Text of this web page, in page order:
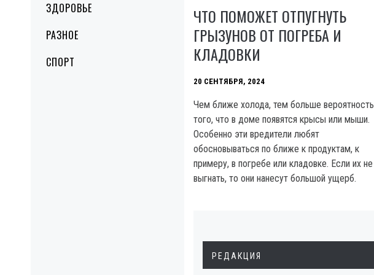
ЗДОРОВЬЕ
РАЗНОЕ
СПОРТ
ЧТО ПОМОЖЕТ ОТПУГНУТЬ
ГРЫЗУНОВ ОТ ПОГРЕБА И
КЛАДОВКИ
20 СЕНТЯБРЯ, 2024
Чем ближе холода, тем больше вероятность
того, что в доме появятся крысы или мыши.
Особенно эти вредители любят
обосновываться по ближе к продуктам, к
примеру, в погребе или кладовке. Если их не
выгнать, то они нанесут большой ущерб.
РЕДАКЦИЯ